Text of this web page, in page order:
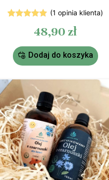
na 5
podstawie
oceny
klienta
(1 opinia klienta)
48,90 zł
Dodaj do koszyka